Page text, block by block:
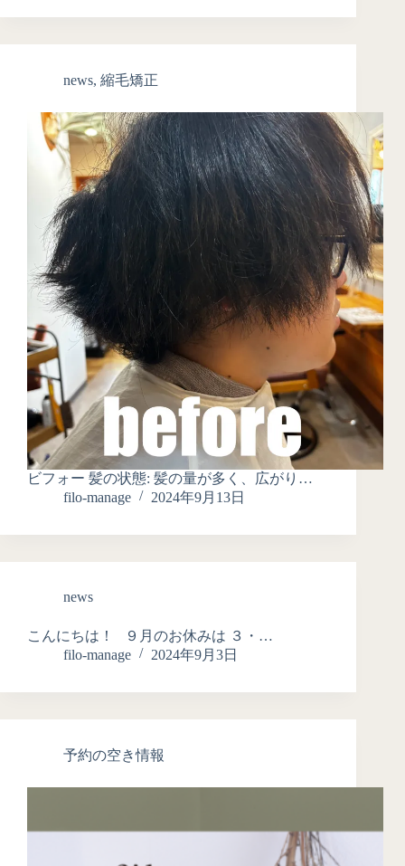
news, 縮毛矯正
ビフォー 髪の状態: 髪の量が多く、広がり…
filo-manage
2024年9月13日
news
こんにちは！ ９月のお休みは ３・…
filo-manage
2024年9月3日
予約の空き情報